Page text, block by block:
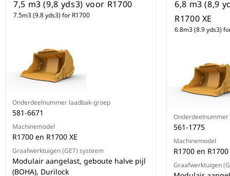
7,5 m3 (9,8 yds3) voor R1700
7.5m3 (9.8 yds3) for R1700
Onderdeelnummer laadbak-groep
581-6671
Machinemodel
R1700 en R1700 XE
Graafwerktuigen (GET) systeem
Modulair aangelast, geboute halve pijl
(BOHA), Durilock
6,8 m3 (8,9
R1700 XE
6.8m3 (8.9 yds3)
561-1775
Machinemodel
R1700 en R1700
Graafwerktuigen